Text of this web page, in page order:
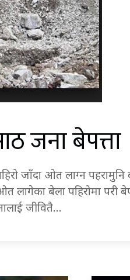
जना बेपत्ता
जाँदा ओत लाग्न
बेला पहिरोमा परी
जीवितै…